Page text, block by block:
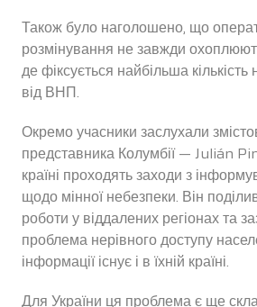
Також було наголошено, що
розмінування не завжди
де фіксується найбільша
від ВНП.
Окремо учасники заслухали
представника Колумбії — Julián
країні проходять заходи з
щодо мінної небезпеки. Він
роботи у віддалених регіонах та
проблема нерівного доступу
інформації існує і в їхній країні.
Для України ця проблема є ще